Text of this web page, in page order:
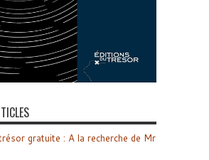
gratuite : A la recherche de Mr